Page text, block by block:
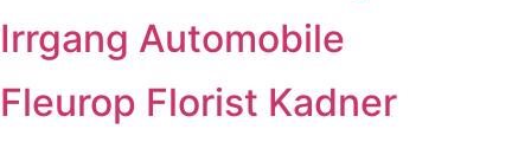
Irrgang Automobile
Fleurop Florist Kadner